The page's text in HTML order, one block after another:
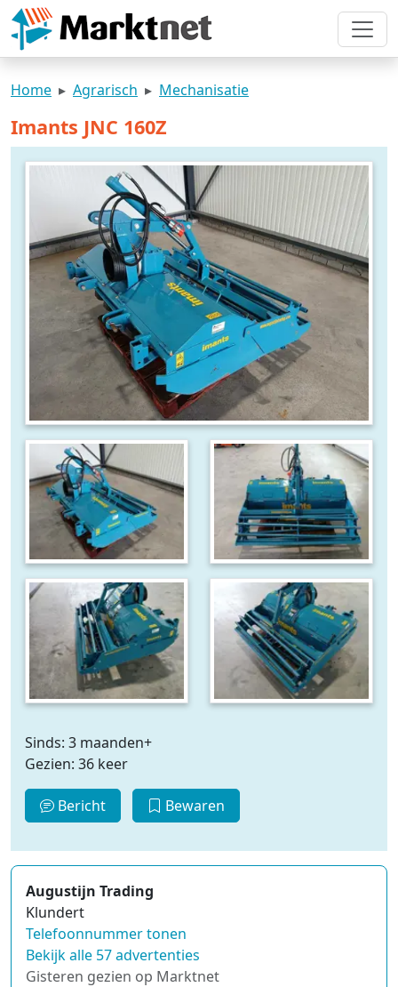
Home Agrarisch Mechanisatie
Imants JNC 160Z
Sinds: 3 maanden+
Gezien: 36 keer
Bericht Bewaren
Augustijn Trading
Klundert
Telefoonnummer tonen
Bekijk alle 57 advertenties
Gisteren gezien op Marktnet